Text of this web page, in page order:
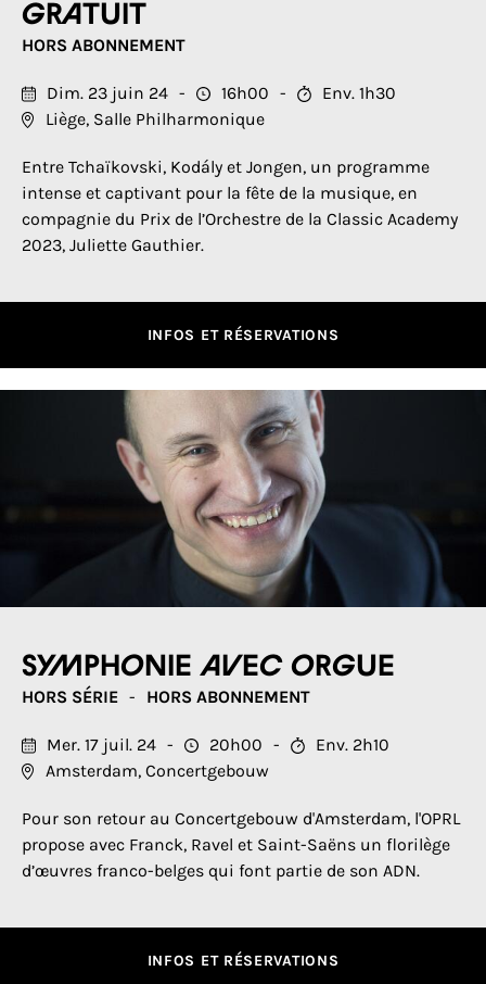
Gratuit
HORS ABONNEMENT
Dim. 23 juin 24 16h00
Env. 1h30
Liège, Salle Philharmonique
Entre Tchaïkovski, Kodály et Jongen, un programme
intense et captivant pour la fête de la musique, en
compagnie du Prix de l’Orchestre de la Classic Academy
2023, Juliette Gauthier.
INFOS ET RÉSERVATIONS
Symphonie avec orgue
HORS SÉRIE HORS ABONNEMENT
Mer. 17 juil. 24 20h00
Env. 2h10
Amsterdam, Concertgebouw
Pour son retour au Concertgebouw d'Amsterdam, l'OPRL
propose avec Franck, Ravel et Saint-Saëns un florilège
d’œuvres franco-belges qui font partie de son ADN.
INFOS ET RÉSERVATIONS